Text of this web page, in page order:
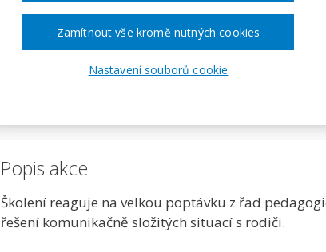
TERMÍN
15. 12. 2026
MÍSTO
ONLINE
Popis akce
Školení reaguje na velkou poptávku z řad
řešení komunikačně složitých situací s rodiči.
Nastavení souborů cookie
Zamítnout vše kromě nutných cookies